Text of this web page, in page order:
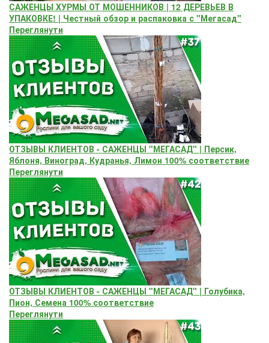
САЖЕНЦЫ ХУРМЫ ОТ МОШЕННИКОВ | 12 ДЕРЕВЬЕВ В
УПАКОВКЕ! | Честный обзор и распаковка с "Мегасад"
Переглянути
ОТЗЫВЫ КЛИЕНТОВ - САЖЕНЦЫ "МЕГАСАД" | Персик,
Яблоня, Виноград, Кудранья, Лимон 100% соответствие
Переглянути
ОТЗЫВЫ КЛИЕНТОВ - САЖЕНЦЫ "МЕГАСАД" | Голубика,
Пион, Семена 100% соответствие
Переглянути